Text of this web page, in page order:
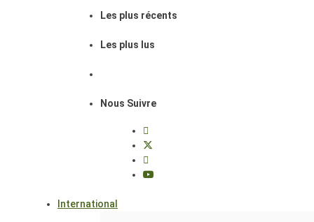
Les plus récents
Les plus lus
Nous Suivre
International